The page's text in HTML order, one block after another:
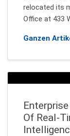
relocated its
Office at 433
Ganzen
Of Real-